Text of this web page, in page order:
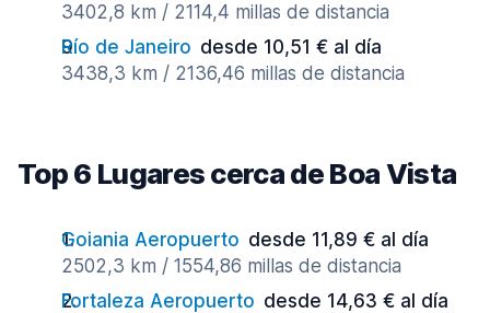
3402,8 km / 2114,4 millas de distancia
Río de Janeiro desde 10,51 € al día
3438,3 km / 2136,46 millas de distancia
Top 6 Lugares cerca de Boa Vista
Goiania Aeropuerto desde 11,89 € al día
2502,3 km / 1554,86 millas de distancia
Fortaleza Aeropuerto desde 14,63 € al día